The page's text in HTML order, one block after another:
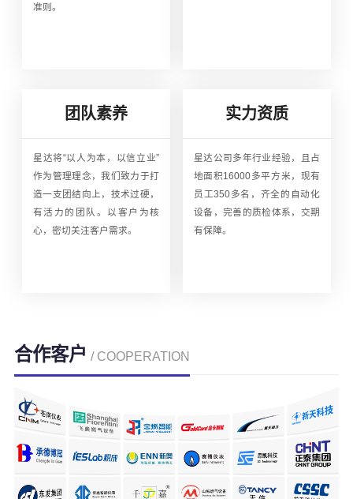
准则。
团队素养
星达将“以人为本，以信立业”
作为管理理念，我们致力于打
造一支团结向上，技术过硬，
有活力的团队。以客户为核
心，密切关注客户需求。
实力资质
星达公司多年行业经验，且占
地面积16000多平方米，现有
员工350多名，齐全的自动化
设备，完善的质检体系，交期
有保障。
合作客户 / COOPERATION